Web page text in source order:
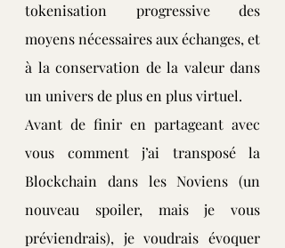
tokenisation progressive des
moyens nécessaires aux échanges, et
à la conservation de la valeur dans
un univers de plus en plus virtuel.
Avant de finir en partageant avec
vous comment j’ai transposé la
Blockchain dans les Noviens (un
nouveau spoiler, mais je vous
préviendrais), je voudrais évoquer